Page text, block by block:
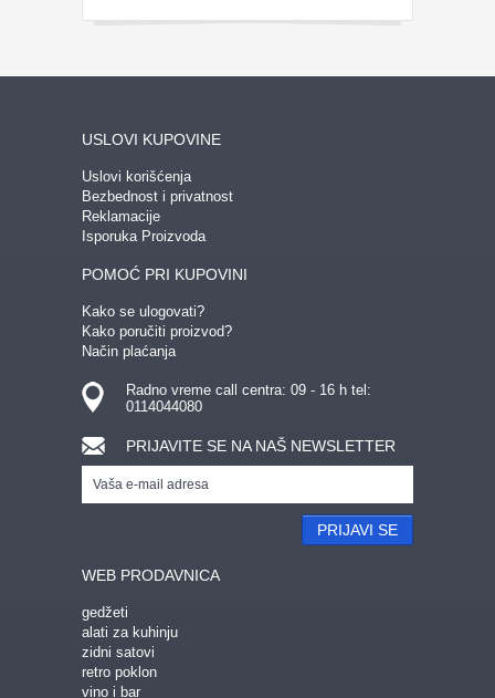
USLOVI KUPOVINE
Uslovi korišćenja
Bezbednost i privatnost
Reklamacije
Isporuka Proizvoda
POMOĆ PRI KUPOVINI
Kako se ulogovati?
Kako poručiti proizvod?
Način plaćanja
Radno vreme call centra: 09 - 16 h tel:
0114044080
PRIJAVITE SE NA NAŠ NEWSLETTER
PRIJAVI SE
WEB PRODAVNICA
gedžeti
alati za kuhinju
zidni satovi
retro poklon
vino i bar